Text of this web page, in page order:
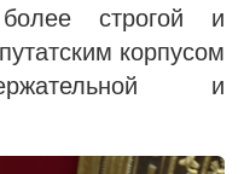
строгой и
корпусом
и